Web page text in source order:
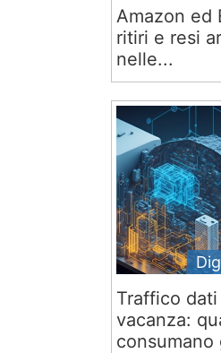
Amazon ed
ritiri e resi
nelle...
Traffico dati
vacanza:
consumano